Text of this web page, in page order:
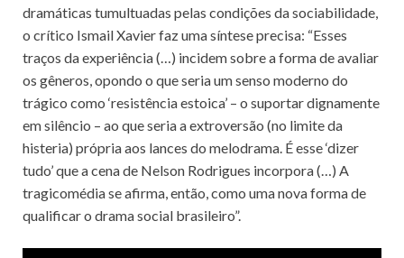
dramáticas tumultuadas pelas condições da sociabilidade,
o crítico Ismail Xavier faz uma síntese precisa: “Esses
traços da experiência (…) incidem sobre a forma de avaliar
os gêneros, opondo o que seria um senso moderno do
trágico como ‘resistência estoica’ – o suportar dignamente
em silêncio – ao que seria a extroversão (no limite da
histeria) própria aos lances do melodrama. É esse ‘dizer
tudo’ que a cena de Nelson Rodrigues incorpora (…) A
tragicomédia se afirma, então, como uma nova forma de
qualificar o drama social brasileiro”.